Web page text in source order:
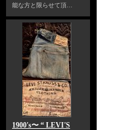
能な方と限らせて頂…
1900's〜 “ LEVI'S